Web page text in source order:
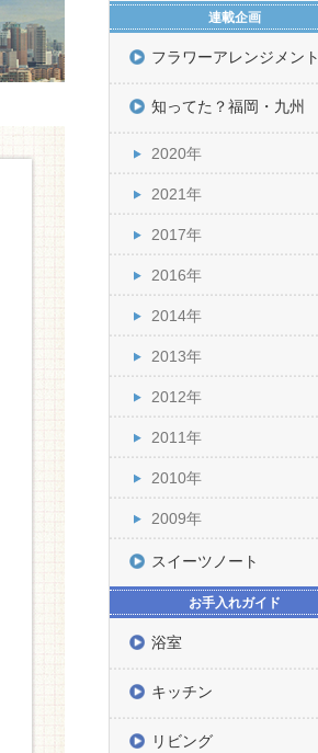
連載企画
フラワーアレンジメント
知ってた？福岡・九州
2020年
2021年
2017年
2016年
2014年
2013年
2012年
2011年
2010年
2009年
スイーツノート
お手入れガイド
浴室
キッチン
リビング